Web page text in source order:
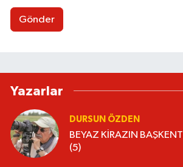
Gönder
Yazarlar
DURSUN ÖZDEN
BEYAZ KİRAZIN BAŞKENTİ KONYA-EREĞLİ
(5)